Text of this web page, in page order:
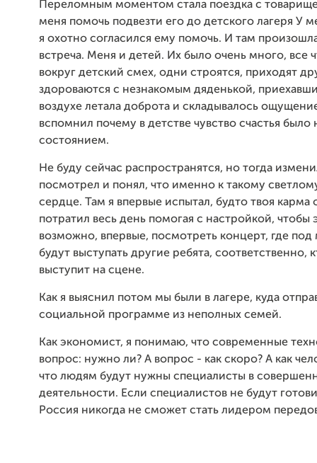
Переломным моментом стала поездка с
меня помочь подвезти его до детского лагеря У
я охотно согласился ему помочь. И там
встреча. Меня и детей. Их было очень много, все
вокруг детский смех, одни строятся, приходят
здороваются с незнакомым дяденькой,
воздухе летала доброта и складывалось
вспомнил почему в детстве чувство счастья
состоянием.
Не буду сейчас распространятся, но тогда
посмотрел и понял, что именно к такому
сердце. Там я впервые испытал, будто твоя карма
потратил весь день помогая с настройкой, чтобы
возможно, впервые, посмотреть концерт, где под
будут выступать другие ребята, соответственно,
выступит на сцене.
Как я выяснил потом мы были в лагере, куда
социальной программе из неполных семей.
Как экономист, я понимаю, что современные
вопрос: нужно ли? А вопрос - как скоро? А как
что людям будут нужны специалисты в
деятельности. Если специалистов не будут
Россия никогда не сможет стать лидером